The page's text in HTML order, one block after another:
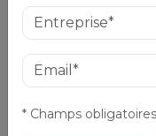
intégrant déjà
pour
* Champs obligatoires